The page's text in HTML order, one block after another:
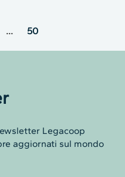
… 50
Legacoop
aggiornati sul mondo